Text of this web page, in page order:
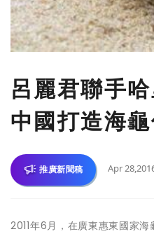
呂麗君聯手
中國打造海
推廣新聞稿 Apr
2011年6月，在廣東惠東國家